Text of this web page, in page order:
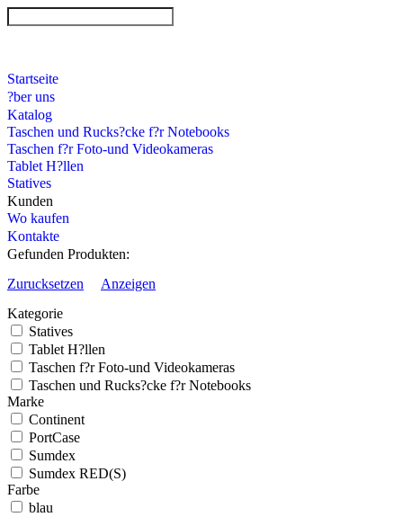
Startseite
?ber uns
Katalog
Taschen und Rucks?cke f?r Notebooks
Taschen f?r Foto-und Videokameras
Tablet H?llen
Statives
Kunden
Wo kaufen
Kontakte
Gefunden Produkten:
Zurucksetzen
Anzeigen
Kategorie
Statives
Tablet H?llen
Taschen f?r Foto-und Videokameras
Taschen und Rucks?cke f?r Notebooks
Marke
Continent
PortCase
Sumdex
Sumdex RED(S)
Farbe
blau